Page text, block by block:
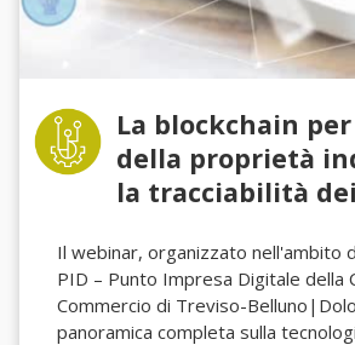
La blockchain
della proprietà
la tracciabilità
Il webinar, organizzato nell'ambito
PID – Punto Impresa Digitale della
Commercio di Treviso-
panoramica completa sulla